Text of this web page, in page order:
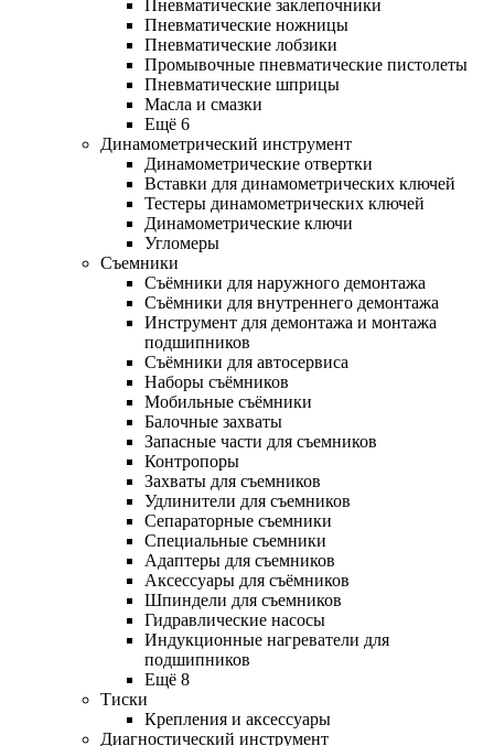
Пневматические заклепочники
Пневматические ножницы
Пневматические лобзики
Промывочные пневматические пистолеты
Пневматические шприцы
Масла и смазки
Ещё 6
Динамометрический инструмент
Динамометрические отвертки
Вставки для динамометрических ключей
Тестеры динамометрических ключей
Динамометрические ключи
Угломеры
Съемники
Съёмники для наружного демонтажа
Съёмники для внутреннего демонтажа
Инструмент для демонтажа и монтажа
подшипников
Съёмники для автосервиса
Наборы съёмников
Мобильные съёмники
Балочные захваты
Запасные части для съемников
Контропоры
Захваты для съемников
Удлинители для съемников
Сепараторные съемники
Специальные съемники
Адаптеры для съемников
Аксессуары для съёмников
Шпиндели для съемников
Гидравлические насосы
Индукционные нагреватели для
подшипников
Ещё 8
Тиски
Крепления и аксессуары
Диагностический инструмент